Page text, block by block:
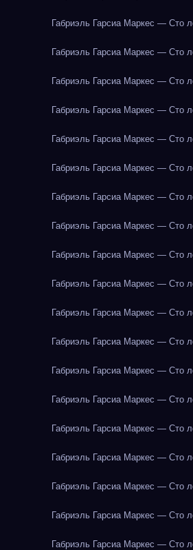
Габриэль Гарсиа Маркес — Сто
Габриэль Гарсиа Маркес — Сто
Габриэль Гарсиа Маркес — Сто
Габриэль Гарсиа Маркес — Сто
Габриэль Гарсиа Маркес — Сто
Габриэль Гарсиа Маркес — Сто
Габриэль Гарсиа Маркес — Сто
Габриэль Гарсиа Маркес — Сто
Габриэль Гарсиа Маркес — Сто
Габриэль Гарсиа Маркес — Сто
Габриэль Гарсиа Маркес — Сто
Габриэль Гарсиа Маркес — Сто
Габриэль Гарсиа Маркес — Сто
Габриэль Гарсиа Маркес — Сто
Габриэль Гарсиа Маркес — Сто
Габриэль Гарсиа Маркес — Сто
Габриэль Гарсиа Маркес — Сто
Габриэль Гарсиа Маркес — Сто
Габриэль Гарсиа Маркес — Сто